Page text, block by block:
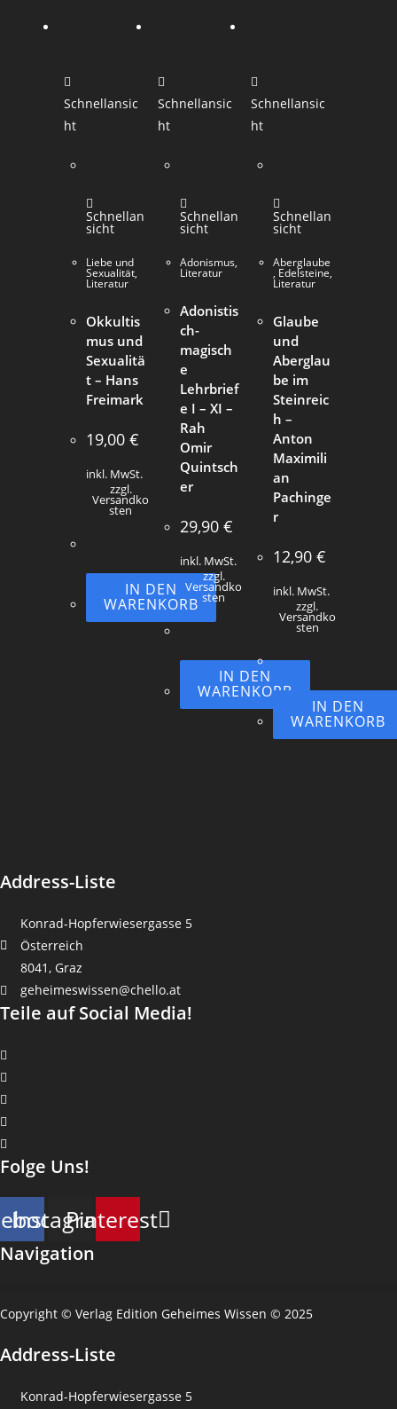
Schnellansic
ht
Schnellan
sicht
Liebe und
Sexualität,
Literatur
Okkultis
mus und
Sexualitä
t – Hans
Freimark
19,00€
inkl. MwSt.
zzgl.
Versandko
sten
IN DEN
WARENKORB
Schnellansic
ht
Schnellan
sicht
Adonismus,
Literatur
Adonistis
ch-
magisch
e
Lehrbrief
e I – XI –
Rah
Omir
Quintsch
er
29,90 €
inkl. MwSt.
zzgl.
Versandko
sten
IN DEN
WARENKORB
Schnellansic
ht
Schnellan
sicht
Aberglaube
, Edelsteine,
Literatur
Glaube
und
Aberglau
be im
Steinreic
h –
Anton
Maximili
an
Pachinge
r
12,90 €
inkl. MwSt.
zzgl.
Versandko
sten
IN DEN
WARENKORB
Address-Liste
Konrad-Hopferwiesergasse 5
Österreich
8041, Graz
geheimeswissen@chello.at
Teile auf Social Media!
Folge Uns!
Instagram
Pinterest
Navigation
Copyright © Verlag Edition Geheimes Wissen © 2025
Address-Liste
Konrad-Hopferwiesergasse 5